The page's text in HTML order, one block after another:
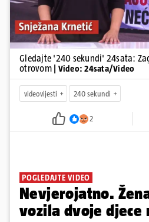
Gledajte '240 sekundi' 24sata:
otrovom
| Video: 24sata/Video
videovijesti 240 sekundi
2
POGLEDAJTE VIDEO
Nevjerojatno.
vozila dvoje djece